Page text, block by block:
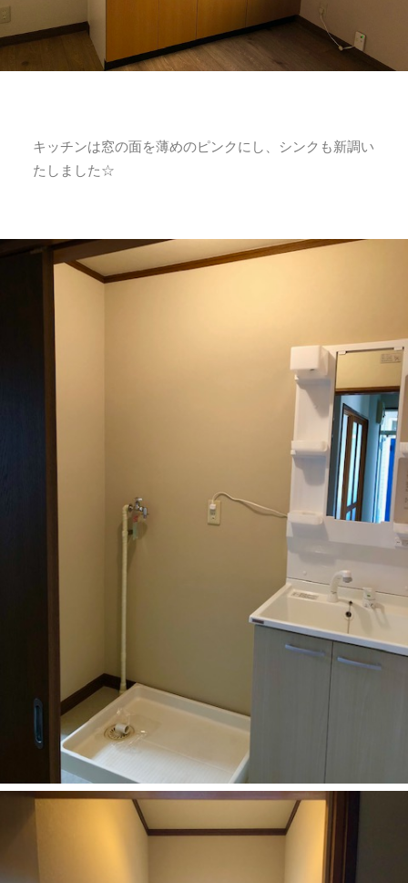
キッチンは窓の面を薄めのピンクにし、シンクも新調い
たしました☆